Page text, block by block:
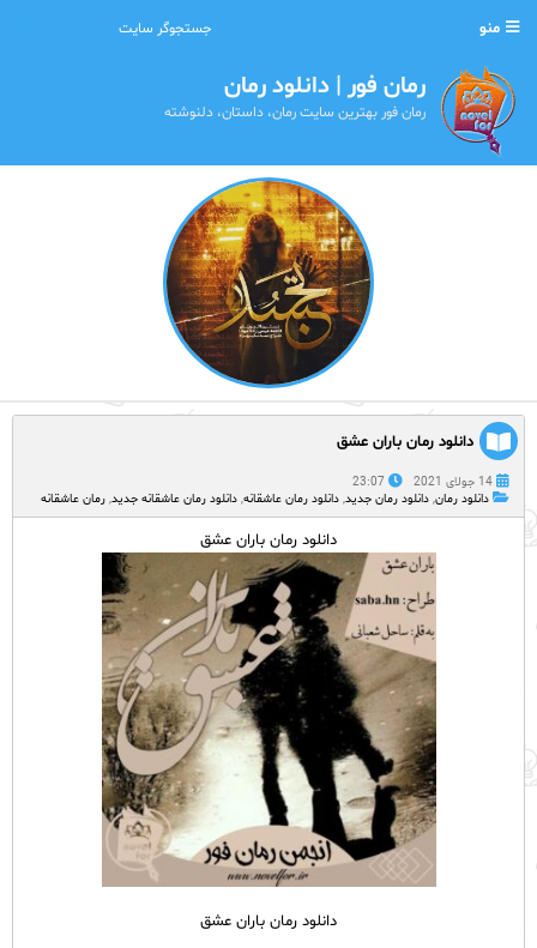
منو
رمان فور | دانلود رمان
رمان فور بهترین سایت رمان، داستان، دلنوشته
دانلود رمان باران عشق
14 جولای 2021
23:07
دانلود رمان, دانلود رمان جدید, دانلود رمان عاشقانه, دانلود رمان عاشقانه جدید, رمان عاشقانه
دانلود رمان باران عشق
دانلود رمان باران عشق